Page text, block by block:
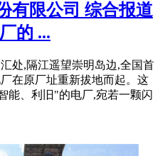
有限公司 综合报道
的 ...
处,隔江遥望崇明岛边,全国首
在原厂址重新拔地而起。这
能、利旧"的电厂,宛若一颗闪